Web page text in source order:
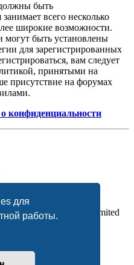
для
работы.
быть
всего несколько
широкие возможности.
быть установлены
для зарегистрированных
вам следует
принятыми на
присутствие на форумах
конфиденциальности
Software © phpBB Limited